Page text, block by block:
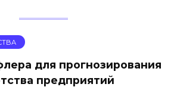
для прогнозирования
предприятий